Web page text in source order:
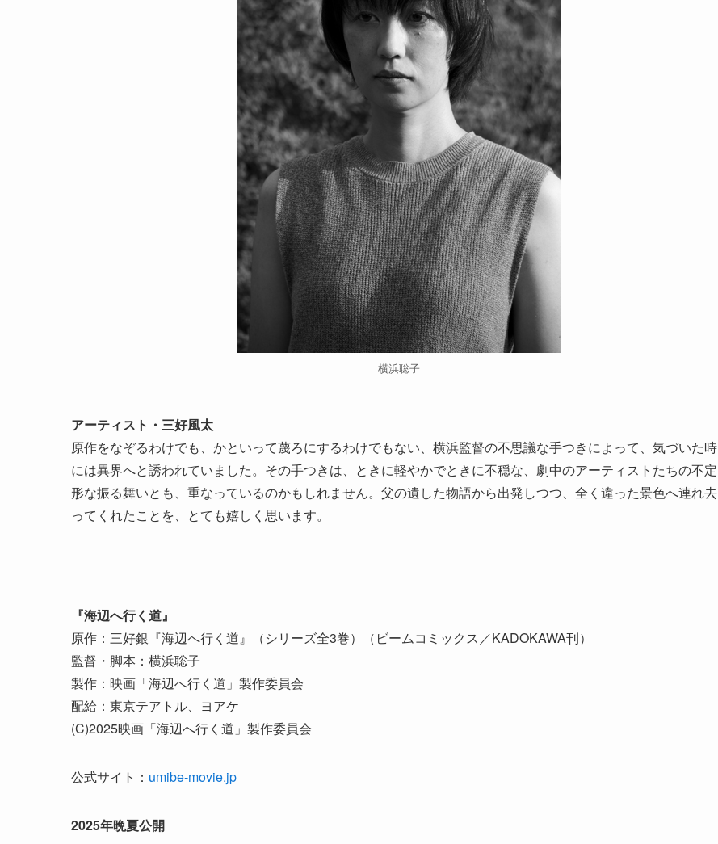
横浜聡子
アーティスト・三好風太
原作をなぞるわけでも、かといって蔑ろにするわけでもない、横浜監督の不思議な手つきによって、気づいた時
には異界へと誘われていました。その手つきは、ときに軽やかでときに不穏な、劇中のアーティストたちの不定
形な振る舞いとも、重なっているのかもしれません。父の遺した物語から出発しつつ、全く違った景色へ連れ去
ってくれたことを、とても嬉しく思います。
『海辺へ行く道』
原作：三好銀『海辺へ行く道』（シリーズ全3巻）（ビームコミックス／KADOKAWA刊）
監督・脚本：横浜聡子
製作：映画「海辺へ行く道」製作委員会
配給：東京テアトル、ヨアケ
(C)2025映画「海辺へ行く道」製作委員会
公式サイト： umibe-movie.jp
2025年晩夏公開